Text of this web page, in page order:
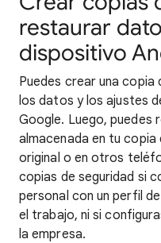
restaurar
dispositivo
Puedes crear una copia
los datos y los ajustes
Google. Luego, puedes
almacenada en tu
original o en otros
copias de seguridad si
personal con un perfil
el trabajo, ni si
la empresa.